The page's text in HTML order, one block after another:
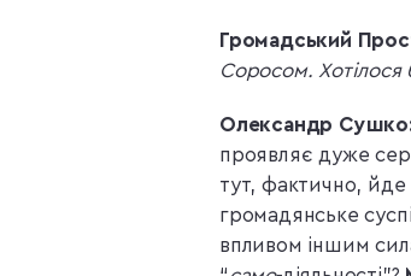
Громадський
Соросом. Хотілося
Олександр
проявляє дуже
тут, фактично, йде
громадянське
впливом іншим